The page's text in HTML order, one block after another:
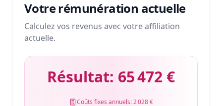
Votre rémunération actuelle
Calculez vos revenus avec votre affiliation
actuelle.
Résultat: 65 472 €
Coûts fixes annuels:2 028 €